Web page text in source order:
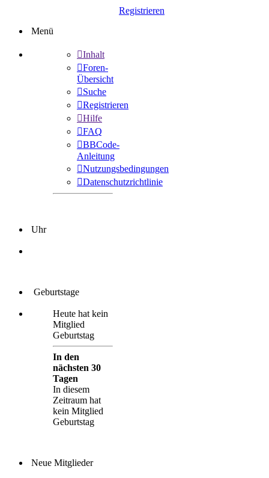
Registrieren
Menü
Inhalt
Foren-
Übersicht
Suche
Registrieren
Hilfe
FAQ
BBCode-
Anleitung
Nutzungsbedingungen
Datenschutzrichtlinie
Uhr
Geburtstage
Heute hat kein
Mitglied
Geburtstag
In den
nächsten 30
Tagen
In diesem
Zeitraum hat
kein Mitglied
Geburtstag
Neue Mitglieder